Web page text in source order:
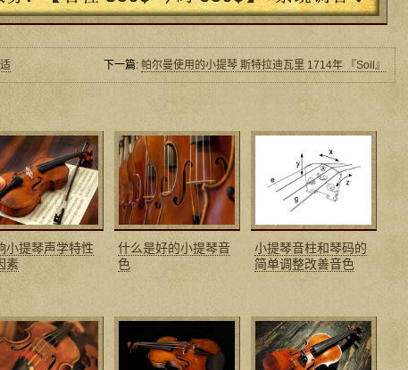
下一篇: 帕尔曼使用的小提琴 斯特拉迪瓦里 1714年 『Soil』
小提琴声学特性
素
什么是好的小提琴音
色
小提琴音柱和琴码的
简单调整改善音色